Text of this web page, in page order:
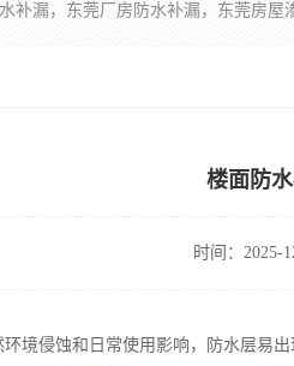
楼面防
时间：2025-
境侵蚀和日常使用影响，防水层易